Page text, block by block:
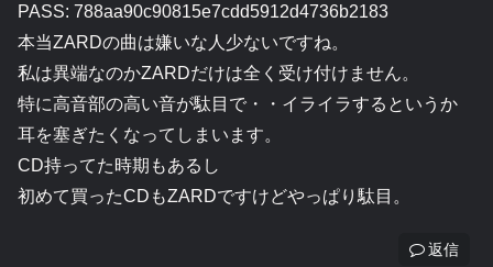
PASS: 788aa90c90815e7cdd5912d4736b2183
本当ZARDの曲は嫌いな人少ないですね。
私は異端なのかZARDだけは全く受け付けません。
特に高音部の高い音が駄目で・・イライラするというか
耳を塞ぎたくなってしまいます。
CD持ってた時期もあるし
初めて買ったCDもZARDですけどやっぱり駄目。
返信